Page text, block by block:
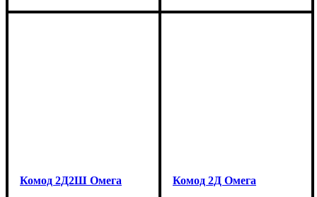
Ширина: 83,4 см
Ширина: 120 см
Комод 2Д2Ш Омега Комод 2Д Омега